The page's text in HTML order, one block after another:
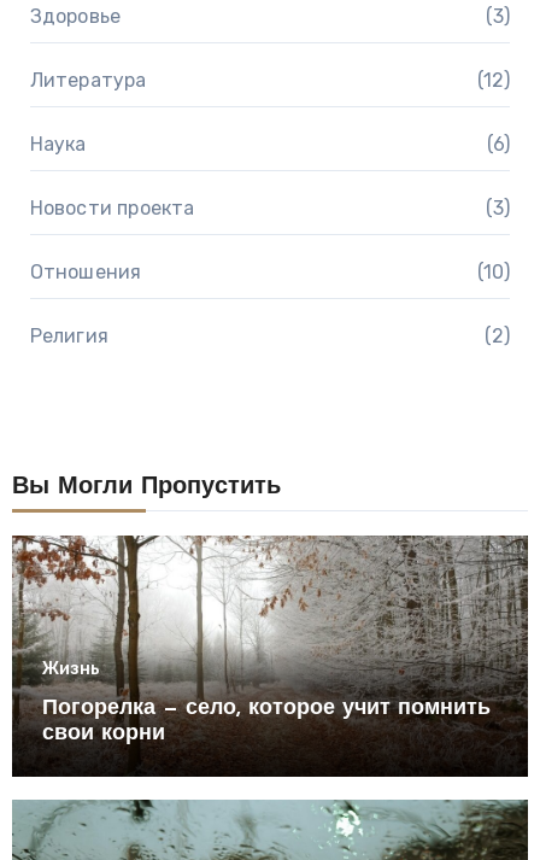
Здоровье (3)
Литература (12)
Наука (6)
Новости проекта (3)
Отношения (10)
Религия (2)
Вы Могли Пропустить
Жизнь
Погорелка — село, которое учит помнить
свои корни